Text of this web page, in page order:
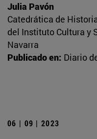
Julia Pavón
Catedrática de
del Instituto Cultura y
Navarra
Publicado en: Diario
06 | 09 | 2023